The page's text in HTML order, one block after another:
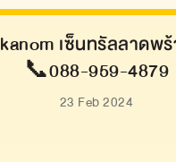
kanom เซ็นทรัลลาดพ
📞088-959-4879
23 Feb 2024